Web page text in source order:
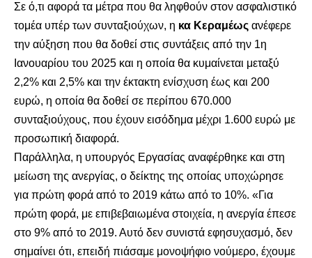
Σε ό,τι αφορά τα μέτρα που θα ληφθούν στον ασφαλιστικό
τομέα υπέρ των συνταξιούχων, η κα Κεραμέως ανέφερε
την αύξηση που θα δοθεί στις συντάξεις από την 1η
Ιανουαρίου του 2025 και η οποία θα κυμαίνεται μεταξύ
2,2% και 2,5% και την έκτακτη ενίσχυση έως και 200
ευρώ, η οποία θα δοθεί σε περίπου 670.000
συνταξιούχους, που έχουν εισόδημα μέχρι 1.600 ευρώ με
προσωπική διαφορά.
Παράλληλα, η υπουργός Εργασίας αναφέρθηκε και στη
μείωση της ανεργίας, ο δείκτης της οποίας υποχώρησε
για πρώτη φορά από το 2019 κάτω από το 10%. «Για
πρώτη φορά, με επιβεβαιωμένα στοιχεία, η ανεργία έπεσε
στο 9% από το 2019. Αυτό δεν συνιστά εφησυχασμό, δεν
σημαίνει ότι, επειδή πιάσαμε μονοψήφιο νούμερο, έχουμε